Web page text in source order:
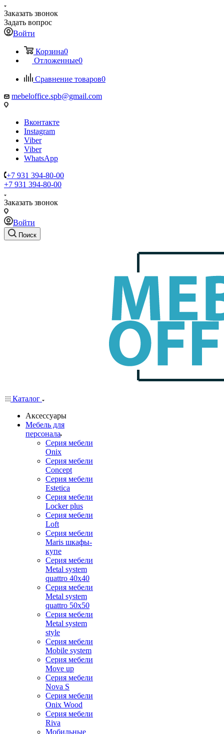
Заказать звонок
Задать вопрос
Войти
Корзина0
Отложенные0
Сравнение товаров0
mebeloffice.spb@gmail.com
Вконтакте
Instagram
Viber
Viber
WhatsApp
+7 931 394-80-00
+7 931 394-80-00
Заказать звонок
Войти
Поиск
Каталог
Аксессуары
Мебель для
персонала
Серия мебели
Onix
Серия мебели
Concept
Серия мебели
Estetica
Серия мебели
Locker plus
Серия мебели
Loft
Серия мебели
Maris шкафы-
купе
Серия мебели
Metal system
quattro 40x40
Серия мебели
Metal system
quattro 50x50
Серия мебели
Metal system
style
Серия мебели
Mobile system
Серия мебели
Move up
Серия мебели
Nova S
Серия мебели
Onix Wood
Серия мебели
Riva
Мобильные